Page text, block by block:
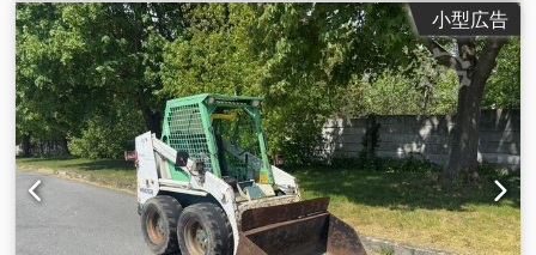
小型広告